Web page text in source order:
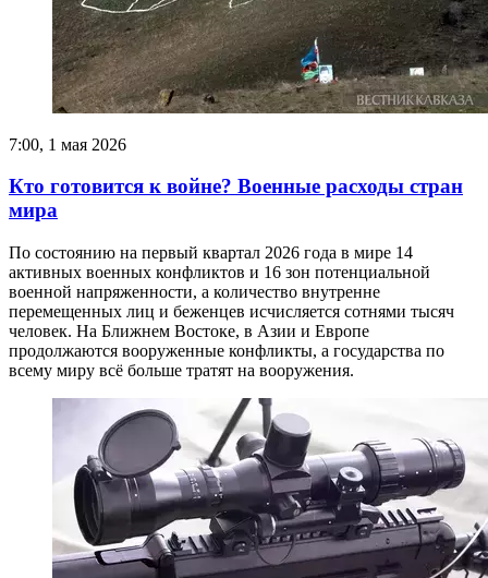
7:00, 1 мая 2026
Кто готовится к войне? Военные расходы стран
мира
По состоянию на первый квартал 2026 года в мире 14
активных военных конфликтов и 16 зон потенциальной
военной напряженности, а количество внутренне
перемещенных лиц и беженцев исчисляется сотнями тысяч
человек. На Ближнем Востоке, в Азии и Европе
продолжаются вооруженные конфликты, а государства по
всему миру всё больше тратят на вооружения.